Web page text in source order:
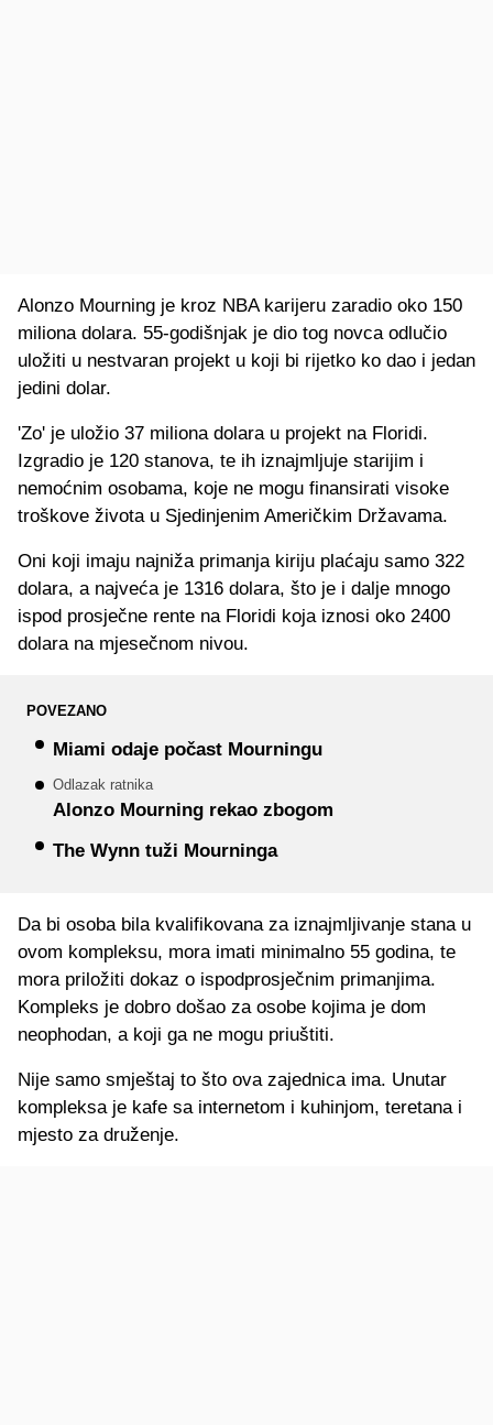
Alonzo Mourning je kroz NBA karijeru zaradio oko 150
miliona dolara. 55-godišnjak je dio tog novca odlučio
uložiti u nestvaran projekt u koji bi rijetko ko dao i jedan
jedini dolar.
'Zo' je uložio 37 miliona dolara u projekt na Floridi.
Izgradio je 120 stanova, te ih iznajmljuje starijim i
nemoćnim osobama, koje ne mogu finansirati visoke
troškove života u Sjedinjenim Američkim Državama.
Oni koji imaju najniža primanja kiriju plaćaju samo 322
dolara, a najveća je 1316 dolara, što je i dalje mnogo
ispod prosječne rente na Floridi koja iznosi oko 2400
dolara na mjesečnom nivou.
POVEZANO
Miami odaje počast Mourningu
Odlazak ratnika
Alonzo Mourning rekao zbogom
The Wynn tuži Mourninga
Da bi osoba bila kvalifikovana za iznajmljivanje stana u
ovom kompleksu, mora imati minimalno 55 godina, te
mora priložiti dokaz o ispodprosječnim primanjima.
Kompleks je dobro došao za osobe kojima je dom
neophodan, a koji ga ne mogu priuštiti.
Nije samo smještaj to što ova zajednica ima. Unutar
kompleksa je kafe sa internetom i kuhinjom, teretana i
mjesto za druženje.